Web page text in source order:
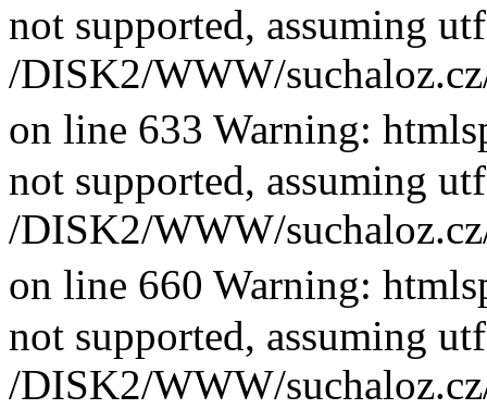
not supported, assuming
/DISK2/WWW/
on line 633 Warning:
not supported, assuming
/DISK2/WWW/
on line 660 Warning:
not supported, assuming
/DISK2/WWW/